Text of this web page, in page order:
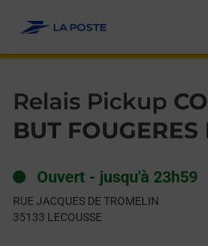
Relais Pickup
BUT FOUGERES
Ouvert - jusqu'à 23h59
RUE JACQUES DE TROMELIN
35133 LECOUSSE